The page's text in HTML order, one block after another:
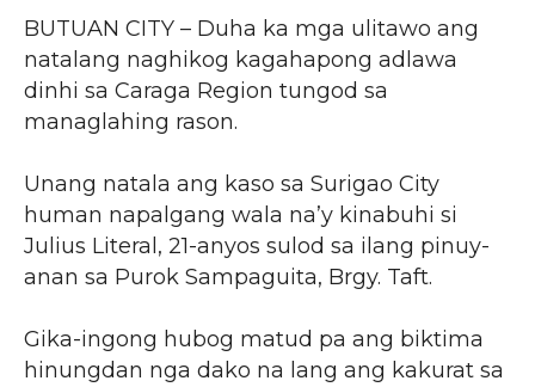
BUTUAN CITY – Duha ka mga ulitawo ang
natalang naghikog kagahapong adlawa
dinhi sa Caraga Region tungod sa
managlahing rason.
Unang natala ang kaso sa Surigao City
human napalgang wala na’y kinabuhi si
Julius Literal, 21-anyos sulod sa ilang pinuy-
anan sa Purok Sampaguita, Brgy. Taft.
Gika-ingong hubog matud pa ang biktima
hinungdan nga dako na lang ang kakurat sa